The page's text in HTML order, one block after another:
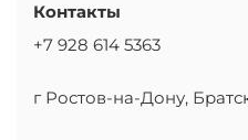
Контакты
+7 928 614 5363
г Ростов-на-Дону,